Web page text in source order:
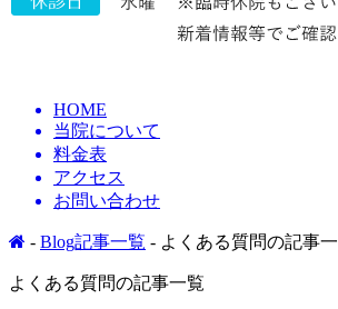
HOME
当院について
料金表
アクセス
お問い合わせ
- Blog記事一覧 - よくある質問の記事
よくある質問の記事一覧